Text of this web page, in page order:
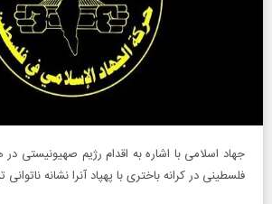
جهاد اسلامی با اشاره به اقدام رژیم صهیونیستی در
فلسطینی در کرانه باختری با پهپاد آنرا نشانه